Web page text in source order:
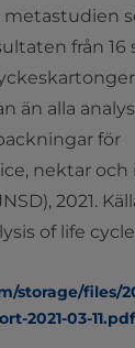
metastudien
från 16
än alla
för
nektar och
2021.
of life
storage/files/
2021-03-11.pdf